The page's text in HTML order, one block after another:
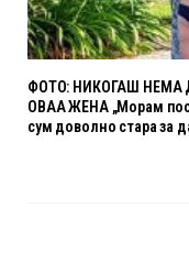
ФОТО: НИКОГАШ НЕМА
ОВАА ЖЕНА „Морам
сум доволно стара за